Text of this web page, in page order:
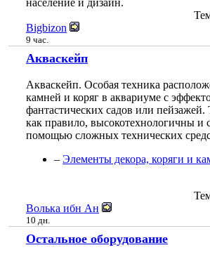
Bigbizon
9 час.
Акваскейп
Акваскейп. Особая техника
камней и коряг в аквариуме с
фантастических садов или
как правило, высокотехнологичны и
помощью сложных технических
– Элементы декора, коряги и
Волька ибн Ан
10 дн.
Остальное оборудование